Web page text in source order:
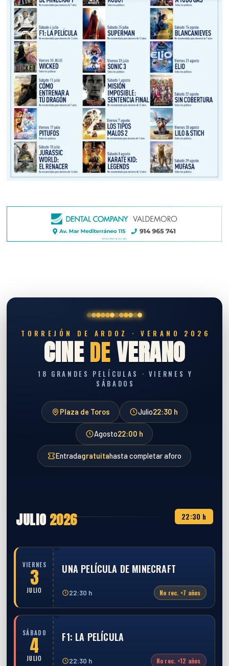
TORREJÓN DE ARDOZ · VERANO 2026
CINEDEVERANO
18 GRANDES PELÍCULAS · VIERNES Y
SÁBADOS
Plaza de Toros Julio22:30 h
Agosto22:00 h
Entradagratuitahasta completar aforo
JULIO 2026 22:30 h
VIERNES
3
JULIO
UNA PELÍCULA DE MINECRAFT
22:30 h No rec. <7 años
SÁBADO
4
JULIO
F1: LA PELÍCULA
22:30 h No rec. <12 años